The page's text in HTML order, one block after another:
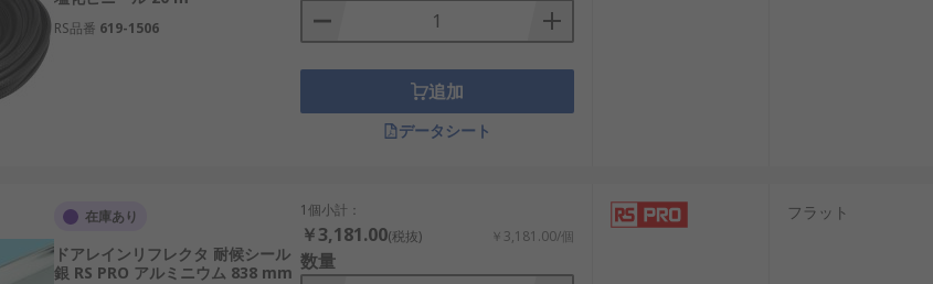
RS品番 619-1506
追加
データシート
在庫あり
ドアレインリフレクタ 耐候シール
銀 RS PRO アルミニウム 838 mm
1個小計：
￥3,181.00(税抜) ￥3,181.00/個
数量
フラット